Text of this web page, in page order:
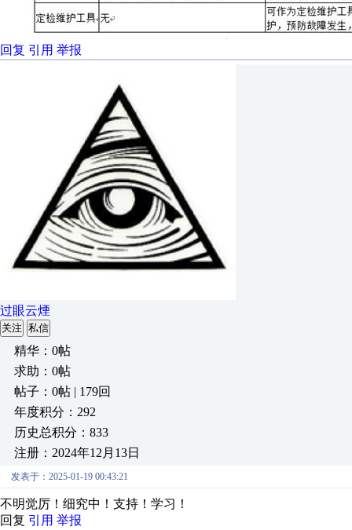
回复 引用 举报
过眼云煙
关注 私信
精华：0帖
求助：0帖
帖子：0帖 | 179回
年度积分：292
历史总积分：833
注册：2024年12月13日
发表于：2025-01-19 00:43:21
不明觉厉！细究中！支持！学习！
回复 引用 举报